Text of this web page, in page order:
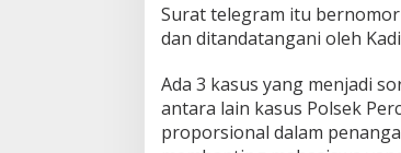
Surat telegram itu
dan ditandatangani oleh
Ada 3 kasus yang menjadi
antara lain kasus Polsek
proporsional dalam